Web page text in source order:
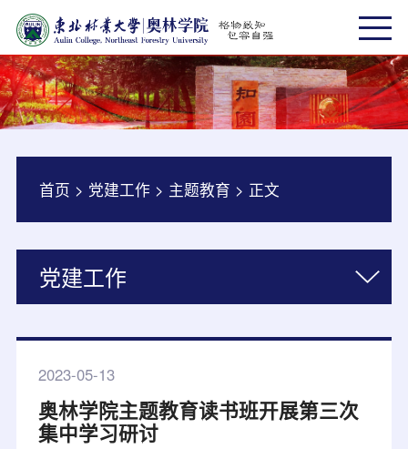
首页 > 党建工作 > 主题教育 > 正文
党建工作
2023-05-13
奥林学院主题教育读书班开展第三次
集中学习研讨